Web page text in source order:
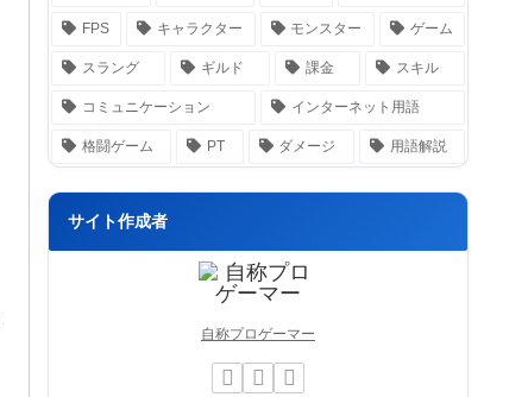
FPS キャラクター モンスター ゲーム
スラング ギルド 課金 スキル
コミュニケーション インターネット用語
格闘ゲーム PT ダメージ 用語解説
サイト作成者
自称プロゲーマー